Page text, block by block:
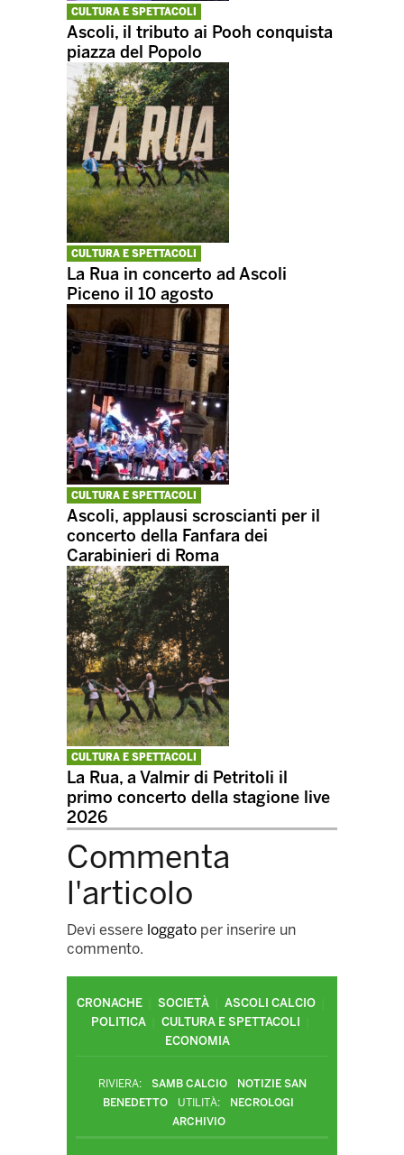
CULTURA E SPETTACOLI
Ascoli, il tributo ai Pooh conquista
piazza del Popolo
CULTURA E SPETTACOLI
La Rua in concerto ad Ascoli
Piceno il 10 agosto
CULTURA E SPETTACOLI
Ascoli, applausi scroscianti per il
concerto della Fanfara dei
Carabinieri di Roma
CULTURA E SPETTACOLI
La Rua, a Valmir di Petritoli il
primo concerto della stagione live
2026
Commenta
l'articolo
Devi essere loggato per inserire un
commento.
CRONACHE SOCIETÀ
ASCOLI CALCIO
POLITICA
CULTURA E SPETTACOLI
ECONOMIA
RIVIERA: SAMB CALCIO
NOTIZIE SAN
BENEDETTO
UTILITÀ:
NECROLOGI
ARCHIVIO